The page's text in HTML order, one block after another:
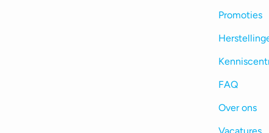
Promoties
FAQ
Over ons